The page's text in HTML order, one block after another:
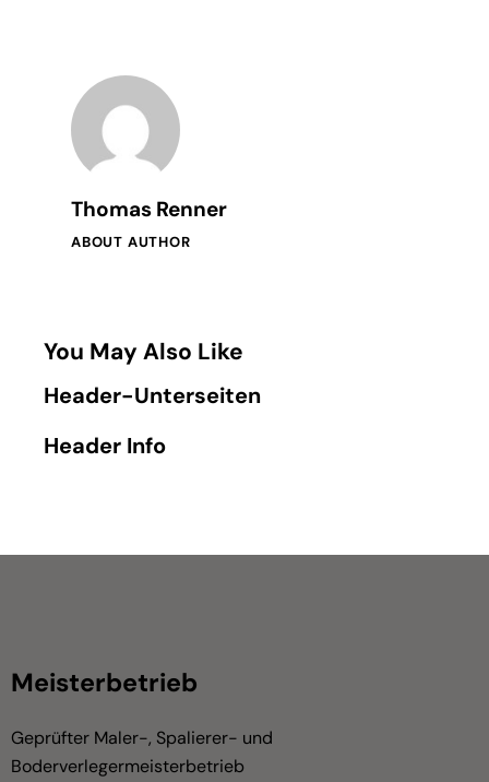
Thomas Renner
ABOUT AUTHOR
You May Also Like
Header-Unterseiten
Header Info
Meisterbetrieb
Geprüfter Maler-, Spalierer- und
Boderverlegermeisterbetrieb